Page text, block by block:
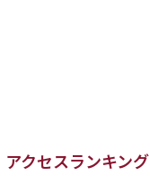
アクセスランキング